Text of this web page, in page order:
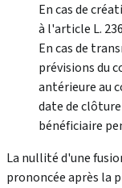
En cas de
à l'article L.
En cas de
prévisions du
antérieure au
date de
bénéficiaire
La nullité d'une
prononcée après la